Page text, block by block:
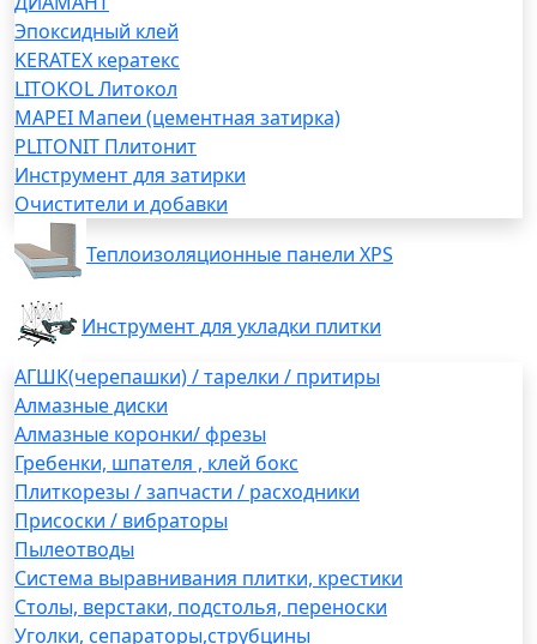
Эпоксидный клей
KERATEX кератекс
LITOKOL Литокол
MAPEI Мапеи (цементная затирка)
PLITONIT Плитонит
Инструмент для затирки
Очистители и добавки
Теплоизоляционные панели XPS
Инструмент для укладки плитки
АГШК(черепашки) / тарелки / притиры
Алмазные диски
Алмазные коронки/ фрезы
Гребенки, шпателя , клей бокс
Плиткорезы / запчасти / расходники
Присоски / вибраторы
Пылеотводы
Система выравнивания плитки, крестики
Столы, верстаки, подстолья, переноски
Уголки, сепараторы,струбцины